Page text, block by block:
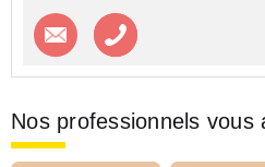
Contacter l'agence
Nos professionnels vous